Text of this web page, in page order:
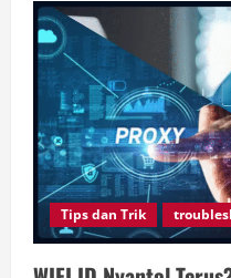
Tips dan Trik